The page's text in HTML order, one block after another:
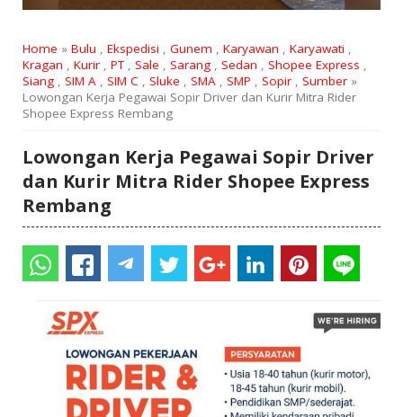
Home » Bulu , Ekspedisi , Gunem , Karyawan , Karyawati ,
Kragan , Kurir, PT, Sale , Sarang, Sedan , Shopee Express ,
Siang, SIM A, SIM C , Sluke , SMA, SMP , Sopir, Sumber»
Lowongan Kerja Pegawai Sopir Driver dan Kurir Mitra Rider
Shopee Express Rembang
Lowongan Kerja Pegawai Sopir Driver
dan Kurir Mitra Rider Shopee Express
Rembang